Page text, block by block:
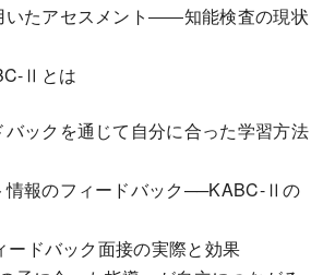
たアセスメント――知能検査の現状
Ⅱとは
ックを通じて自分に合った学習方法
報のフィードバック──KABC-Ⅱの
ドバック面接の実際と効果